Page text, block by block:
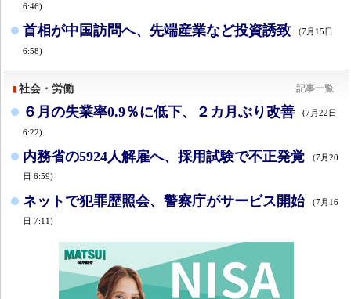
6:46)
首相が中国訪問へ、先端産業など投資誘致 (7月15日
6:58)
社会・労働 記事一覧
６月の失業率0.9％に低下、２カ月ぶり改善 (7月22日
6:22)
内務省の5924人解雇へ、採用試験で不正発覚
(7月20
日 6:59)
ネットで犯罪歴照会、警察庁がサービス開始
(7月16
日 7:11)